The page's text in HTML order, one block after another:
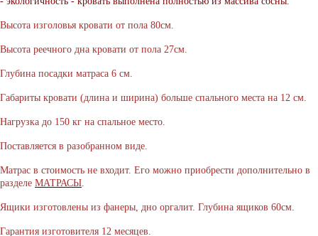
Высота изголовья кровати от пола 80см.
Высота реечного дна кровати от пола 27см.
Глубина посадки матраса 6 см.
Габариты кровати (длина и ширина) больше спального места на 12 см.
Нагрузка до 150 кг на спальное место.
Поставляется в разобранном виде.
Матрас в стоимость не входит. Его можно приобрести дополнительно в
разделе МАТРАСЫ
Ящики изготовлены из фанеры, дно оргалит. Глубина ящиков 60см.
Гарантия изготовителя 12 месяцев.